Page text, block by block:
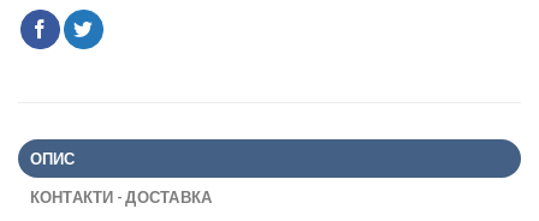
ОПИС
КОНТАКТИ - ДОСТАВКА